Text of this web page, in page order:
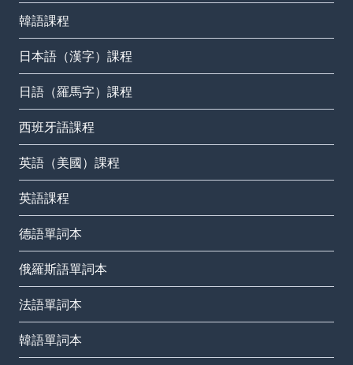
韓語課程
日本語（漢字）課程
日語（羅馬字）課程
西班牙語課程
英語（美國）課程
英語課程
德語單詞本
俄羅斯語單詞本
法語單詞本
韓語單詞本